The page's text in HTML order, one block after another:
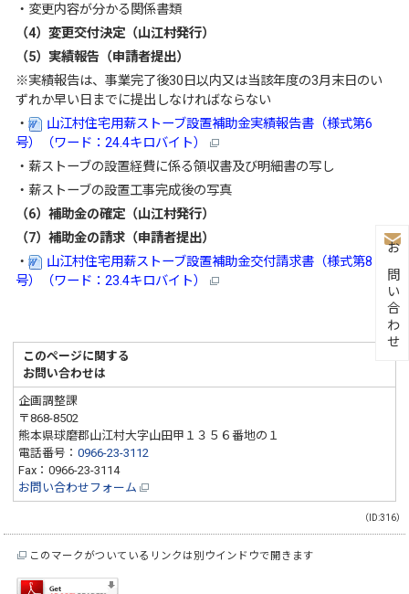
お問い合わせ
・変更内容が分かる関係書類
（4）変更交付決定（山江村発行）
（5）実績報告（申請者提出）
※実績報告は、事業完了後30日以内又は当該年度の3月末日のい
ずれか早い日までに提出しなければならない
・
山江村住宅用薪ストーブ設置補助金実績報告書（様式第6
号）（ワード：24.4キロバイト）
・薪ストーブの設置経費に係る領収書及び明細書の写し
・薪ストーブの設置工事完成後の写真
（6）補助金の確定（山江村発行）
（7）補助金の請求（申請者提出）
・
山江村住宅用薪ストーブ設置補助金交付請求書（様式第8
号）（ワード：23.4キロバイト）
このページに関する
お問い合わせは
企画調整課
〒868-8502
熊本県球磨郡山江村大字山田甲１３５６番地の１
電話番号：0966-23-3112
Fax：0966-23-3114
お問い合わせフォーム
（ID:316）
このマークがついているリンクは別ウインドウで開きます